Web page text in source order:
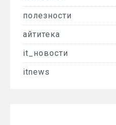
полезности
айтитека
it_новости
itnews